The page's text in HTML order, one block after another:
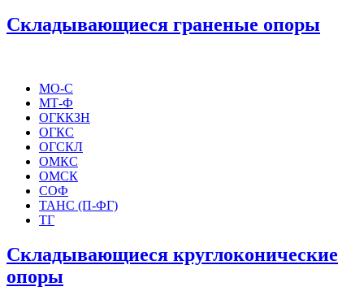
Складывающиеся граненые опоры
МО-С
МТ-Ф
ОГККЗН
ОГКС
ОГСКЛ
ОМКС
ОМСК
СОФ
ТАНС (П-ФГ)
ТГ
Складывающиеся круглоконические
опоры